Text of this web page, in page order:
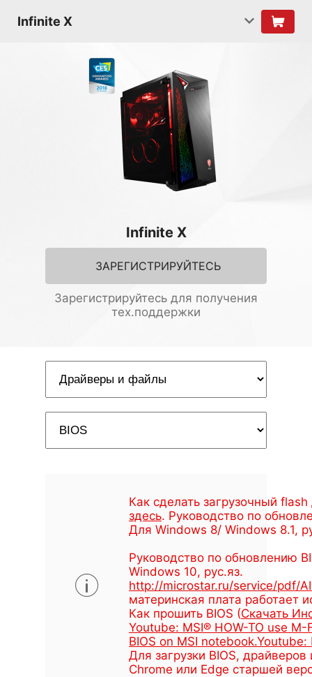
Infinite X
Infinite X
ЗАРЕГИСТРИРУЙТЕСЬ
Зарегистрируйтесь для получения
тех.поддержки
Как сделать загрузочный
здесь. Руководство по
Для Windows 8/ Windows 8.1,
Руководство по обновлению
Windows 10, рус.яз.
http://microstar.ru/service/pdf/
материнская плата работает
Как прошить BIOS (Скачать
Youtube: MSI® HOW-TO use M-
BIOS on MSI notebook.Youtube:
Для загрузки BIOS,
Chrome или Edge старшей